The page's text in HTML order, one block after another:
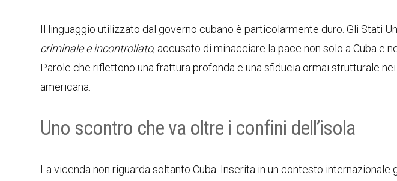
Il linguaggio utilizzato dal governo cubano è particolarmente duro. Gli Stati
criminale e incontrollato, accusato di minacciare la pace non solo a Cuba e
Parole che riflettono una frattura profonda e una sfiducia ormai strutturale
americana.
Uno scontro che va oltre i confini dell’isola
La vicenda non riguarda soltanto Cuba. Inserita in un contesto